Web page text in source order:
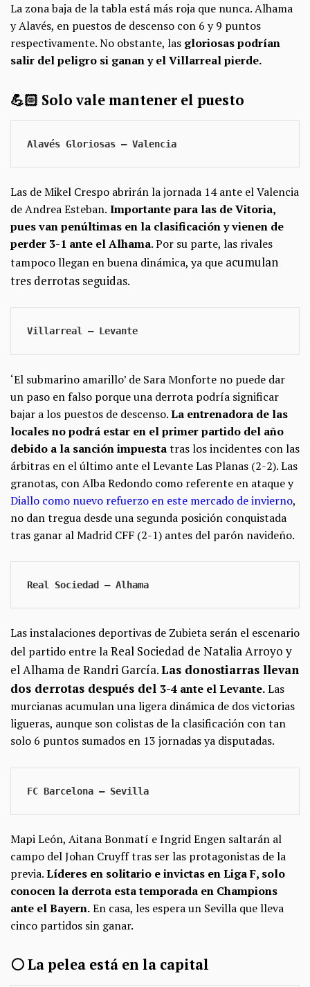
La zona baja de la tabla está más roja que nunca. Alhama
y Alavés, en puestos de descenso con 6 y 9 puntos
respectivamente. No obstante, las gloriosas podrían
salir del peligro si ganan y el Villarreal pierde.
💪🏻 Solo vale mantener el puesto
Alavés Gloriosas — Valencia
Las de Mikel Crespo abrirán la jornada 14 ante el Valencia
de Andrea Esteban. Importante para las de Vitoria,
pues van penúltimas en la clasificación y vienen de
perder 3-1 ante el Alhama. Por su parte, las rivales
tampoco llegan en buena dinámica, ya que acumulan
tres derrotas seguidas.
Villarreal — Levante
‘El submarino amarillo’ de Sara Monforte no puede dar
un paso en falso porque una derrota podría significar
bajar a los puestos de descenso.La entrenadora de las
locales no podrá estar en el primer partido del año
debido a la sanción impuestatras los incidentes con las
árbitras en el último ante el Levante Las Planas (2-2). Las
granotas, con Alba Redondo como referente en ataque y
Diallo como nuevo refuerzo en este mercado de invierno,
no dan tregua desde una segunda posición conquistada
tras ganar al Madrid CFF (2-1) antes del parón navideño.
Real Sociedad — Alhama
Las instalaciones deportivas de Zubieta serán el escenario
del partido entre laReal Sociedad de Natalia Arroyo y
el Alhama de Randri García.Las donostiarras llevan
dos derrotas después del 3-4 ante el Levante.Las
murcianas acumulan una ligera dinámica de dos victorias
ligueras, aunque son colistas de la clasificación con tan
solo 6 puntos sumados en 13 jornadas ya disputadas.
FC Barcelona — Sevilla
Mapi León, Aitana Bonmatí e Ingrid Engen saltarán al
campo del Johan Cruyff tras ser las protagonistas de la
previa.Líderes en solitario e invictas en Liga F, solo
conocen la derrota esta temporada en Champions
ante el Bayern.En casa, les espera un Sevilla que lleva
cinco partidos sin ganar.
⚪ La pelea está en la capital